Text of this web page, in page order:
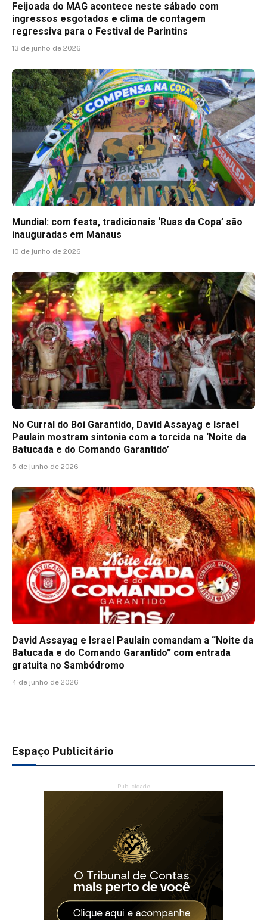
Feijoada do MAG acontece neste sábado com
ingressos esgotados e clima de contagem
regressiva para o Festival de Parintins
13 de junho de 2026
Mundial: com festa, tradicionais ‘Ruas da Copa’ são
inauguradas em Manaus
10 de junho de 2026
No Curral do Boi Garantido, David Assayag e Israel
Paulain mostram sintonia com a torcida na ‘Noite da
Batucada e do Comando Garantido’
5 de junho de 2026
David Assayag e Israel Paulain comandam a “Noite da
Batucada e do Comando Garantido” com entrada
gratuita no Sambódromo
4 de junho de 2026
Espaço Publicitário
Publicidade